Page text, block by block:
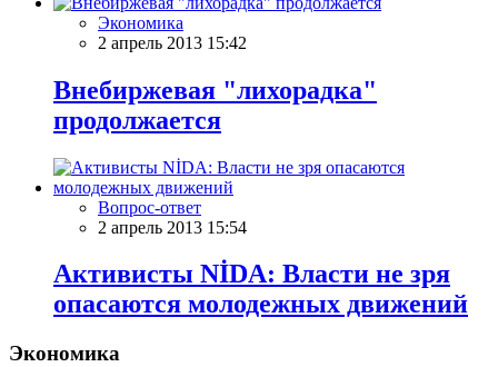
Экономика
2 апрель 2013 15:42
Внебиржевая "лихорадка"
продолжается
Вопрос-ответ
2 апрель 2013 15:54
Активисты NİDA: Власти не зря
опасаются молодежных движений
Экономика